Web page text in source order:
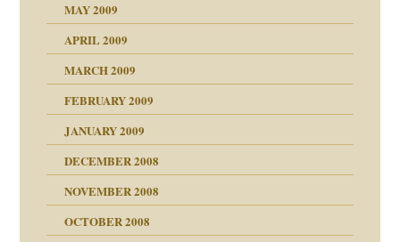
MAY 2009
APRIL 2009
MARCH 2009
FEBRUARY 2009
JANUARY 2009
DECEMBER 2008
NOVEMBER 2008
OCTOBER 2008